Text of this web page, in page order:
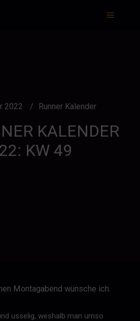
2022 Runner Kalender
KALENDER
KW 49
Montagabend wünsche ich.
usselig, weshalb man umso